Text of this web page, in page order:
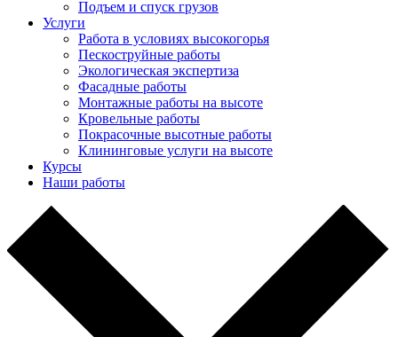
Подъем и спуск грузов
Услуги
Работа в условиях высокогорья
Пескоструйные работы
Экологическая экспертиза
Фасадные работы
Монтажные работы на высоте
Кровельные работы
Покрасочные высотные работы
Клининговые услуги на высоте
Курсы
Наши работы